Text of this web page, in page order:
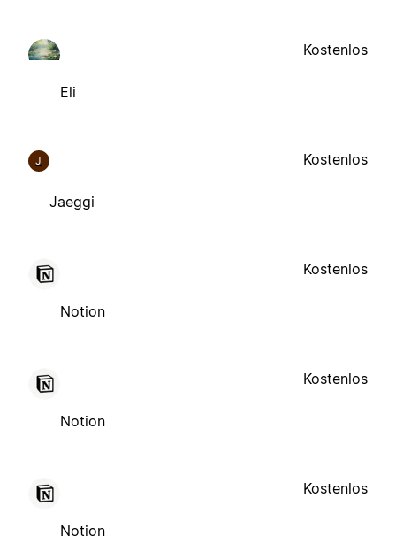
Eli
Kostenlos
J
Jaeggi
Kostenlos
Notion
Kostenlos
Notion
Kostenlos
Notion
Kostenlos